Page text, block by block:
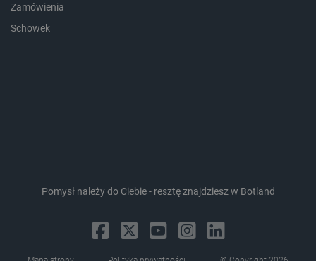
Zamówienia
Schowek
Pomysł należy do Ciebie - resztę znajdziesz w Botland
CookieScriptConsent
CookieScript